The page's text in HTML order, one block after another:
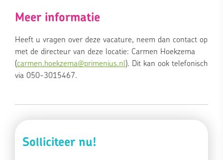
Meer informatie
Heeft u vragen over deze vacature, neem dan contact op
met de directeur van deze locatie: Carmen Hoekzema
(carmen.hoekzema@primenius.nl). Dit kan ook telefonisch
via 050-3015467.
Solliciteer nu!